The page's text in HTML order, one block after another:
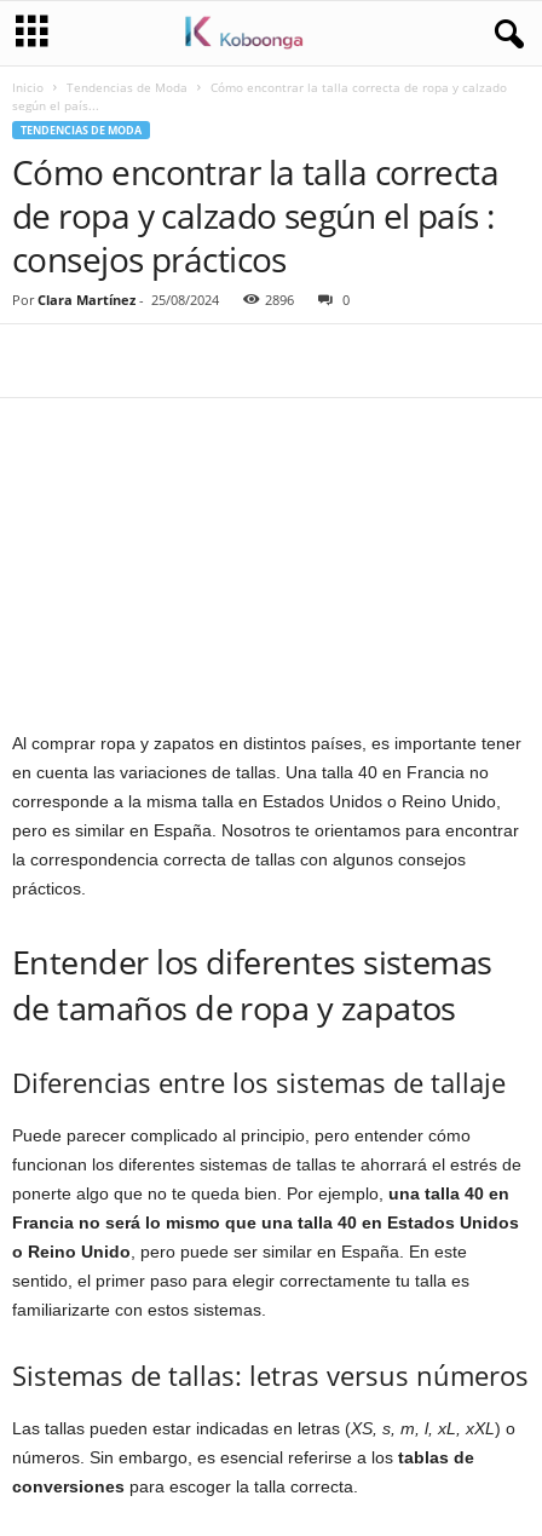
Inicio Tendencias de Moda
Cómo encontrar la talla correcta de ropa y calzado
según el país...
TENDENCIAS DE MODA
Cómo encontrar la talla correcta
de ropa y calzado según el país :
consejos prácticos
Por Clara Martínez - 25/08/2024 2896 0
Al comprar ropa y zapatos en distintos países, es importante tener
en cuenta las variaciones de tallas. Una talla 40 en Francia no
corresponde a la misma talla en Estados Unidos o Reino Unido,
pero es similar en España. Nosotros te orientamos para encontrar
la correspondencia correcta de tallas con algunos consejos
prácticos.
Entender los diferentes sistemas
de tamaños de ropa y zapatos
Diferencias entre los sistemas de tallaje
Puede parecer complicado al principio, pero entender cómo
funcionan los diferentes sistemas de tallas te ahorrará el estrés de
ponerte algo que no te queda bien. Por ejemplo, una talla 40 en
Francia no será lo mismo que una talla 40 en Estados Unidos
o Reino Unido , pero puede ser similar en España. En este
sentido, el primer paso para elegir correctamente tu talla es
familiarizarte con estos sistemas.
Sistemas de tallas: letras versus números
Las tallas pueden estar indicadas en letras (XS, s, m, l, xL, xXL ) o
números. Sin embargo, es esencial referirse a los tablas de
conversiones para escoger la talla correcta.